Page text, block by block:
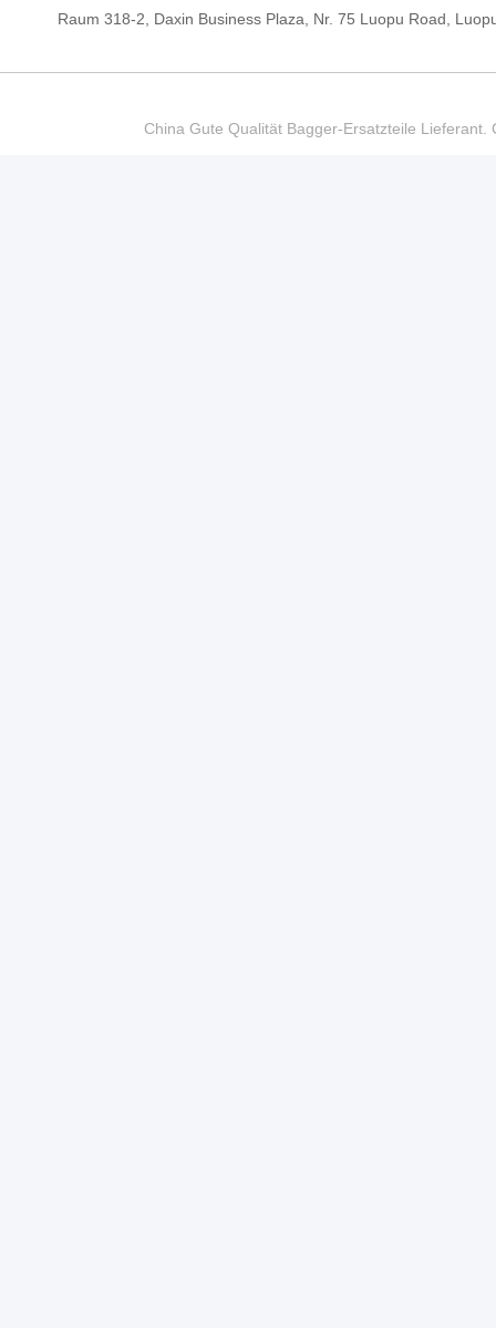
Raum 318-2, Daxin Business Plaza, Nr. 75 Luopu Road,
China Gute Qualität Bagger-Ersatzteile